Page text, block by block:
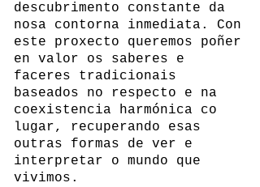
descubrimento constante da
nosa contorna inmediata. Con
este proxecto queremos poñer
en valor os saberes e
faceres tradicionais
baseados no respecto e na
coexistencia harmónica co
lugar, recuperando esas
outras formas de ver e
interpretar o mundo que
vivimos. ​